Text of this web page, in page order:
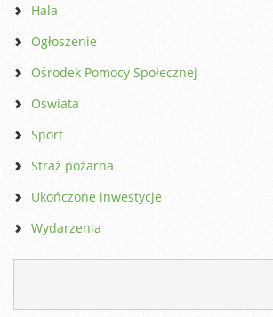
Hala
Ogłoszenie
Ośrodek Pomocy Społecznej
Oświata
Sport
Straż pożarna
Ukończone inwestycje
Wydarzenia